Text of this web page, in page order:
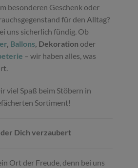
besonderen Geschenk oder
für den Alltag?
uns sicherlich fündig. Ob
, Ballons, Dekoration oder
– wir haben alles, was
viel Spaß beim Stöbern in
Sortiment!
der Dich verzaubert
Ort der Freude, denn bei uns